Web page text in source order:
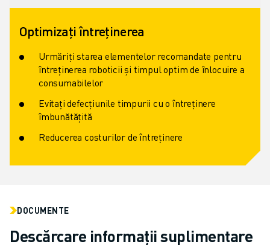
Optimizați întreținerea
Urmăriți starea elementelor recomandate pentru
întreținerea roboticii și timpul optim de înlocuire a
consumabilelor
Evitați defecțiunile timpurii cu o întreținere
îmbunătățită
Reducerea costurilor de întreținere
DOCUMENTE
Descărcare informații suplimentare